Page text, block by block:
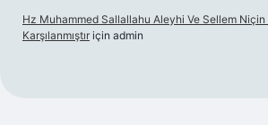
Hz Muhammed Sallallahu Aleyhi Ve Sellem Niçin
Karşılanmıştır için admin